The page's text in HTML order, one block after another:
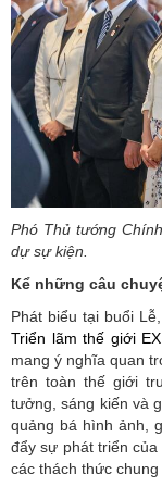
Phó Thủ tướng
dự sự kiện.
Kể những câu
Phát biểu tại buổi
Triển lãm thế giới
mang ý nghĩa quan
trên toàn thế giới
tưởng, sáng kiến và
quảng bá hình ảnh,
đẩy sự phát triển
các thách thức